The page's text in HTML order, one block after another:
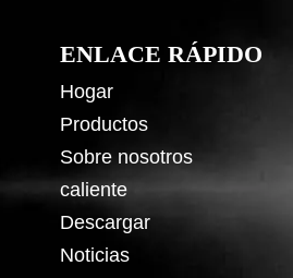
ENLACE RÁPIDO
Hogar
Productos
Sobre nosotros
caliente
Descargar
Noticias